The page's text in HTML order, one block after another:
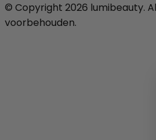
© Copyright 2026 lumibeauty.
voorbehouden.